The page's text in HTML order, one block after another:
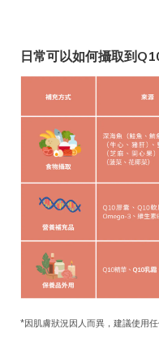
日常可以如何攝取到
*因肌膚狀況因人而異，建議使用